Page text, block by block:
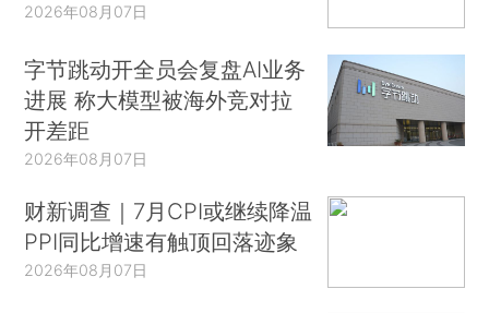
2026年08月07日
字节跳动开全员会复盘AI业务
进展 称大模型被海外竞对拉
开差距
2026年08月07日
财新调查｜7月CPI或继续降温
PPI同比增速有触顶回落迹象
2026年08月07日